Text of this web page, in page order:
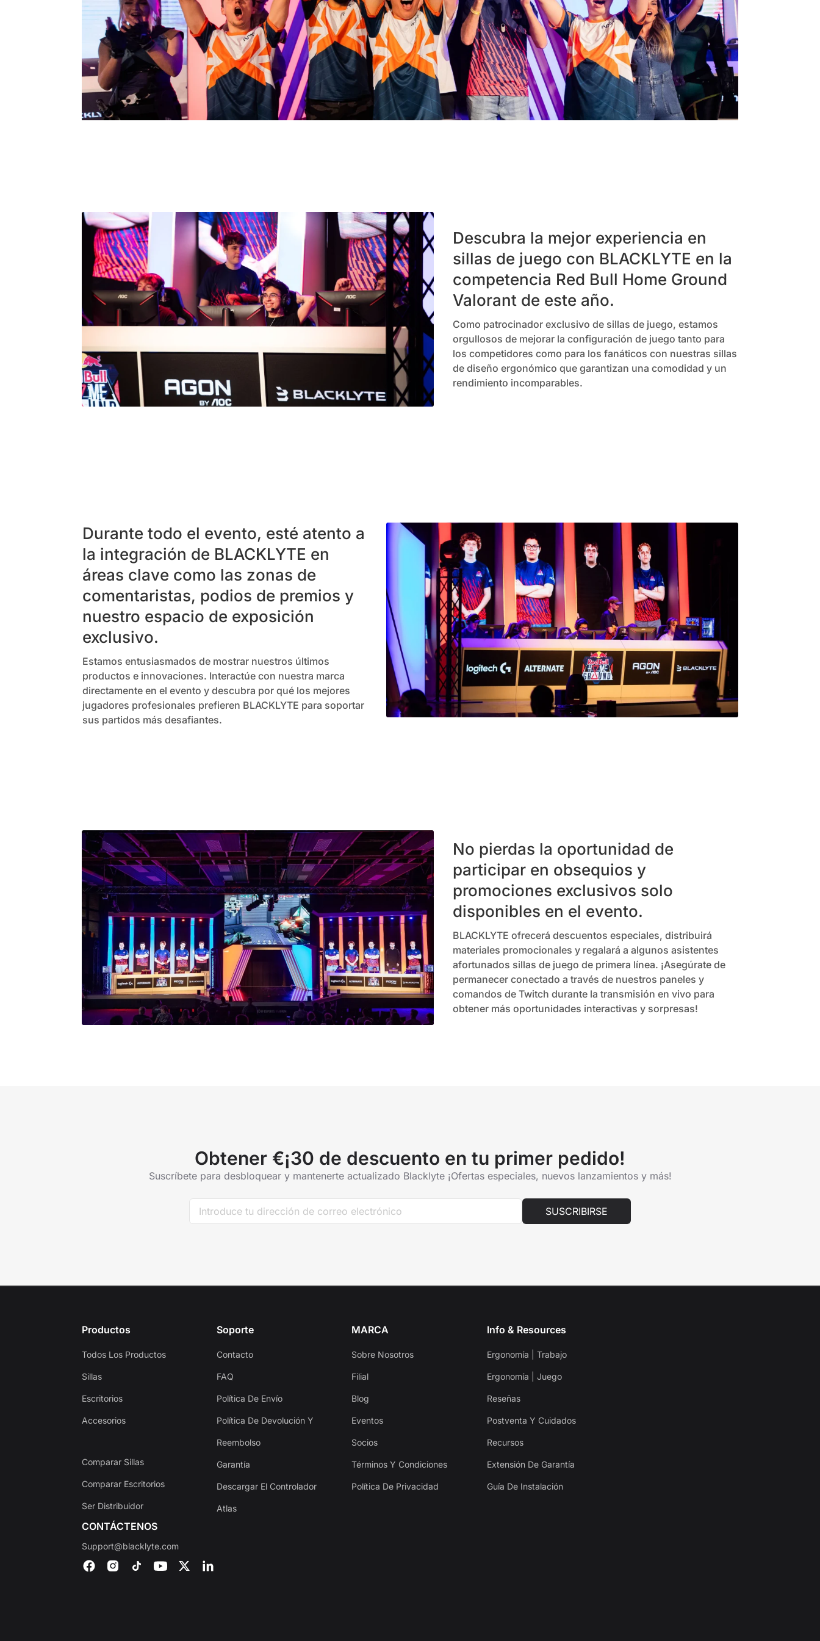
Tiempo y stock limitados
Consigue 30 € de descuento en tu primer pedido
Suscríbete para disfrutar de 30 € de descuento en tu primera silla o escritorio
Descubra la mejor experiencia en
sillas de juego con BLACKLYTE en la
competencia Red Bull Home Ground
Valorant de este año.
Como patrocinador exclusivo de sillas de juego, estamos
orgullosos de mejorar la configuración de juego tanto para
los competidores como para los fanáticos con nuestras sillas
de diseño ergonómico que garantizan una comodidad y un
rendimiento incomparables.
Durante todo el evento, esté atento a
la integración de BLACKLYTE en
áreas clave como las zonas de
comentaristas, podios de premios y
nuestro espacio de exposición
exclusivo.
Estamos entusiasmados de mostrar nuestros últimos
productos e innovaciones. Interactúe con nuestra marca
directamente en el evento y descubra por qué los mejores
jugadores profesionales prefieren BLACKLYTE para soportar
sus partidos más desafiantes.
No pierdas la oportunidad de
participar en obsequios y
promociones exclusivos solo
disponibles en el evento.
BLACKLYTE ofrecerá descuentos especiales, distribuirá
materiales promocionales y regalará a algunos asistentes
afortunados sillas de juego de primera línea. ¡Asegúrate de
permanecer conectado a través de nuestros paneles y
comandos de Twitch durante la transmisión en vivo para
obtener más oportunidades interactivas y sorpresas!
Obtener €¡30 de descuento en tu primer pedido!
Suscríbete para desbloquear y mantenerte actualizado Blacklyte ¡Ofertas especiales, nuevos lanzamientos y más!
SUSCRIBIRSE
Productos
Todos Los Productos
Sillas
Escritorios
Accesorios
Comparar Sillas
Comparar Escritorios
Ser Distribuidor
Soporte
Contacto
FAQ
Política De Envío
Política De Devolución Y
Reembolso
Garantía
Descargar El Controlador
Atlas
MARCA
Sobre Nosotros
Filial
Blog
Eventos
Socios
Términos Y Condiciones
Política De Privacidad
Info & Resources
Ergonomía | Trabajo
Ergonomía | Juego
Reseñas
Postventa Y Cuidados
Recursos
Extensión De Garantía
Guía De Instalación
CONTÁCTENOS
Support@blacklyte.com